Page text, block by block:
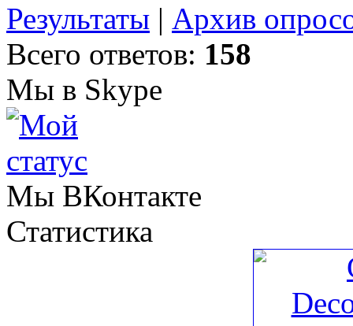
Результаты | Архив
Всего ответов: 158
Мы в Skype
Мы ВКонтакте
Статистика